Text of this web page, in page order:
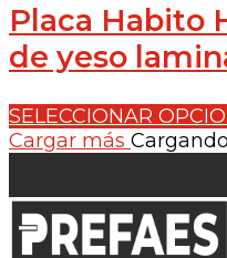
Placa Habito
de yeso
SELECCIONAR
Cargar más